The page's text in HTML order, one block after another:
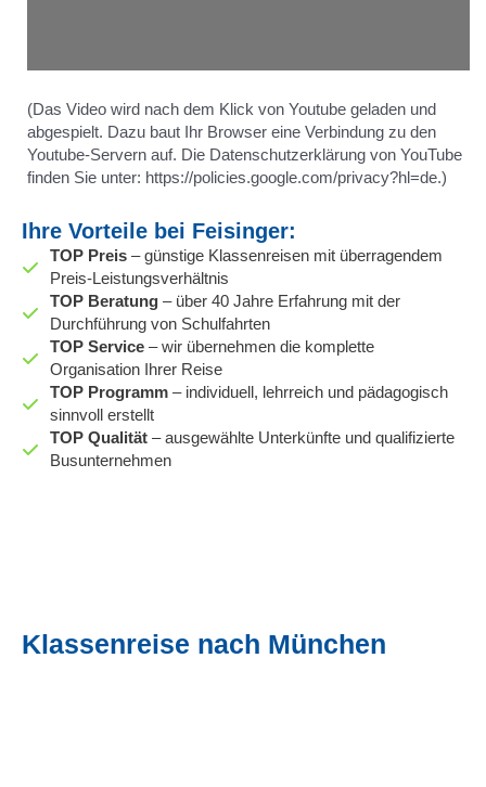
(Das Video wird nach dem Klick von Youtube geladen und
abgespielt. Dazu baut Ihr Browser eine Verbindung zu den
Youtube-Servern auf. Die Datenschutzerklärung von YouTube
finden Sie unter: https://policies.google.com/privacy?hl=de.)
Ihre Vorteile bei Feisinger:
TOP Preis – günstige Klassenreisen mit überragendem
Preis-Leistungsverhältnis
TOP Beratung – über 40 Jahre Erfahrung mit der
Durchführung von Schulfahrten
TOP Service – wir übernehmen die komplette
Organisation Ihrer Reise
TOP Programm – individuell, lehrreich und pädagogisch
sinnvoll erstellt
TOP Qualität – ausgewählte Unterkünfte und qualifizierte
Busunternehmen
Klassenreise nach München